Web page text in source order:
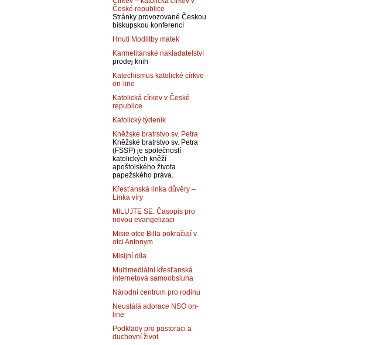
České republice
Stránky provozované Českou
biskupskou konferencí
Hnutí Modlitby matek
Karmelitánské nakladatelství
prodej knih
Katechismus katolické církve
on-line
Katolická církev v České
republice
Katolický týdeník
Kněžské bratrstvo sv. Petra
Kněžské bratrstvo sv. Petra
(FSSP) je společností
katolických kněží
apoštolského života
papežského práva.
Křesťanská linka důvěry –
Linka víry
MILUJTE SE. Časopis pro
novou evangelizaci
Misie otce Billa pokračují v
otci Antonym
Misijní díla
Multimediální křesťanská
internetová samoobsluha
Národní centrum pro rodinu
Neustálá adorace NSO on-
line
Podklady pro pastoraci a
duchovní život